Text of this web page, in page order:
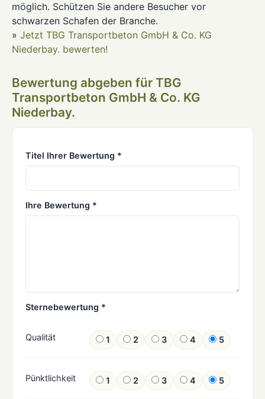
möglich. Schützen Sie andere Besucher vor
schwarzen Schafen der Branche.
» Jetzt TBG Transportbeton GmbH & Co. KG
Niederbay. bewerten!
Bewertung abgeben für TBG
Transportbeton GmbH & Co. KG
Niederbay.
Titel Ihrer Bewertung *
Ihre Bewertung *
Sternebewertung *
Qualität 1 2 3 4 5
Pünktlichkeit 1 2 3 4 5